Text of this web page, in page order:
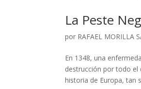
La Peste
por RAFAEL MORILLA
En 1348, una
destrucción por todo el
historia de Europa, tan